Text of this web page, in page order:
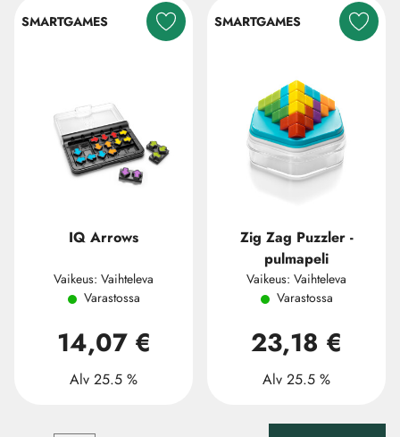
SMARTGAMES
IQ Arrows
Vaikeus: Vaihteleva
Varastossa
14,07 €
Alv 25.5 %
SMARTGAMES
Zig Zag Puzzler -
pulmapeli
Vaikeus: Vaihteleva
Varastossa
23,18 €
Alv 25.5 %